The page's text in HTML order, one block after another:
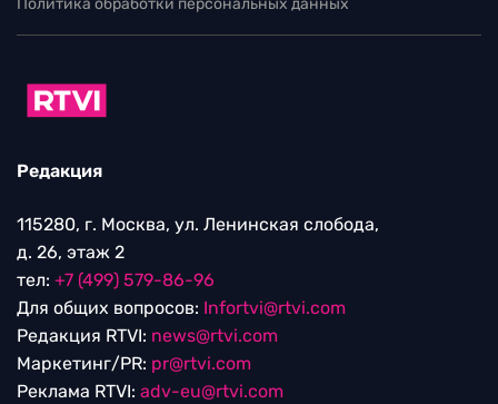
Редакция
115280, г. Москва, ул. Ленинская слобода,
д. 26, этаж 2
тел: +7 (499) 579-86-96
Для общих вопросов: Infortvi@rtvi.com
Редакция RTVI: news@rtvi.com
Маркетинг/PR: pr@rtvi.com
Реклама RTVI: adv-eu@rtvi.com